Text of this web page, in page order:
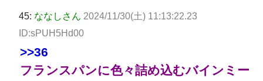
45: ななしさん 2024/11/30(土) 11:13:22.23
ID:sPUH5Hd00
>>36
フランスパンに色々詰め込むバインミー